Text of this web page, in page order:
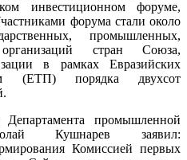
инвестиционном форуме,
форума стали около
промышленных,
стран Союза,
в рамках Евразийских
(ЕТП) порядка двухсот
промышленной
Кушнарев заявил:
Комиссией первых